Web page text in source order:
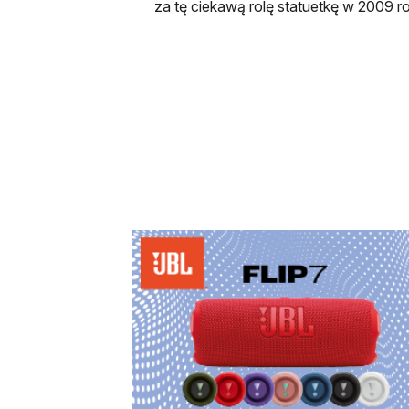
za tę ciekawą rolę statuetkę w 2009